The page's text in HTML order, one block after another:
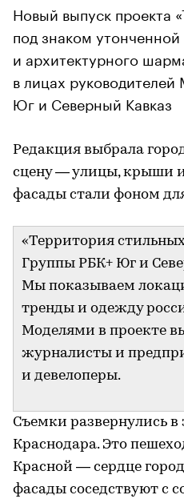
Новый выпуск проекта
под знаком
и архитектурного
в лицах
Юг и Северный Кавказ
Редакция выбрала
сцену — улицы, крыши
фасады стали фоном
«Территория
Группы РБК+ Юг и
Мы показываем
тренды и одежду
Моделями в проекте
журналисты и
и девелоперы.
Съемки развернулись
Краснодара. Это
Красной — сердце
фасады соседствуют с